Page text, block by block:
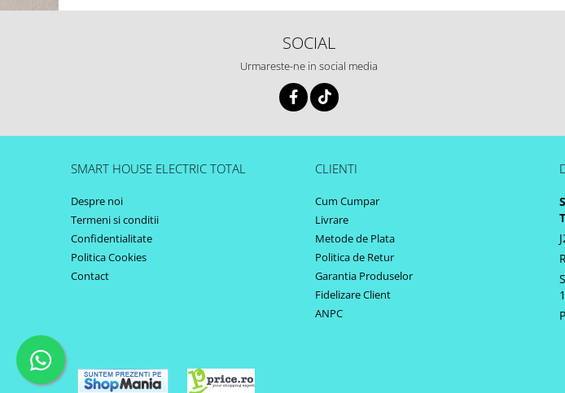
SOCIAL
Urmareste-ne in social media
SMART HOUSE ELECTRIC TOTAL
Despre noi
Termeni si conditii
Confidentialitate
Politica Cookies
Contact
CLIENTI
Cum Cumpar
Livrare
Metode de Plata
Politica de Retur
Garantia Produselor
Fidelizare Client
ANPC